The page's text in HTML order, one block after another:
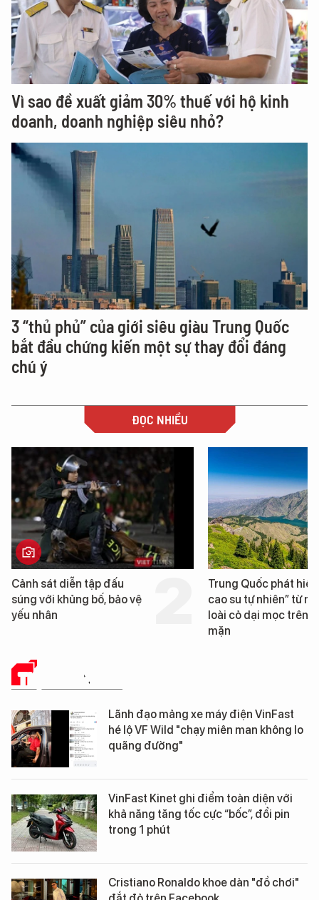
Vì sao đề xuất giảm 30% thuế với hộ kinh
doanh, doanh nghiệp siêu nhỏ?
3 “thủ phủ” của giới siêu giàu Trung Quốc
bắt đầu chứng kiến một sự thay đổi đáng
chú ý
ĐỌC NHIỀU
tập đấu
bố, bảo vệ
Trung Quốc phát hiện “mỏ
cao su tự nhiên” từ một
loài cỏ dại mọc trên đất
THỊ TRƯỜNG SỐ
Lãnh đạo mảng xe máy điện VinFast
hé lộ VF Wild "chạy miên man không lo
quãng đường"
VinFast Kinet ghi điểm toàn diện với
khả năng tăng tốc cực “bốc”, đổi pin
trong 1 phút
Cristiano Ronaldo khoe dàn "đồ chơi"